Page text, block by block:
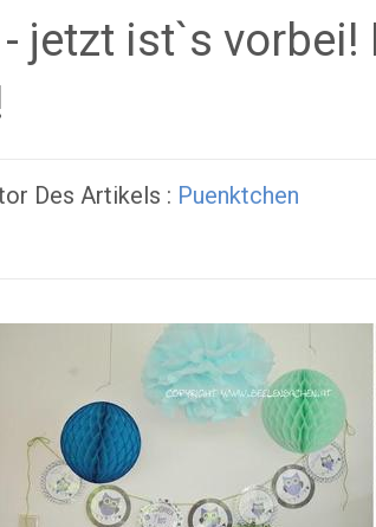
jetzt ist`s
Des Artikels : Puenktchen